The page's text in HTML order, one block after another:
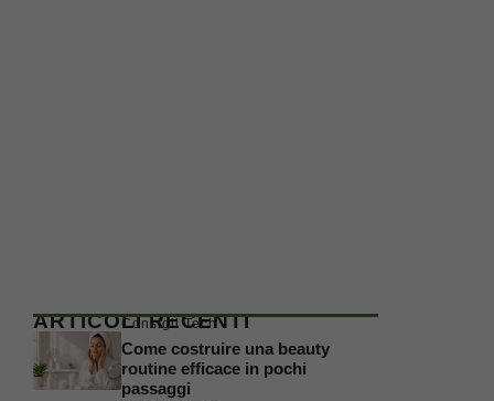
ARTICOLI RECENTI
Consigli Tech
Come costruire una beauty
routine efficace in pochi
passaggi